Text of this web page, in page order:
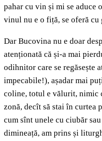
pahar cu vin și mi se aduce
vinul nu e o fiță, se oferă cu
Dar Bucovina nu e doar
atenționată că și-a mai
odihnitor care se regăsește
impecabile!), așadar mai
coline, totul e vălurit, nimic
zonă, decît să stai în curtea
cum sînt unele cu ciubăr
dimineață, am prins și